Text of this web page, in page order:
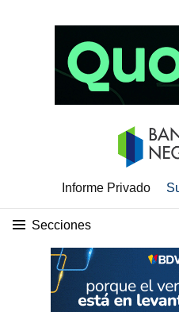
Informe Privado
Secciones